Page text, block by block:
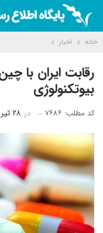
خانه اخبار
رقابت ایران با
بیوتکنولوژی
کد مطلب: ۷۶۸۶ در ۲۸ تیر ۱۳۹۶